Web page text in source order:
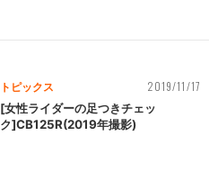
トピックス 2019/11/17
[女性ライダーの足つきチェッ
ク]CB125R(2019年撮影)